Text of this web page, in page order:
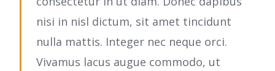
nisi in nisl dictum, sit amet tincidunt
nulla mattis. Integer nec neque orci.
Vivamus lacus augue commodo, ut